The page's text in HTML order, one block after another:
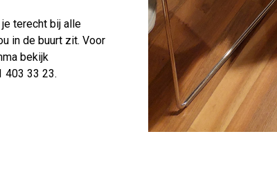
terecht bij alle
in de buurt zit. Voor
bekijk
403 33 23.